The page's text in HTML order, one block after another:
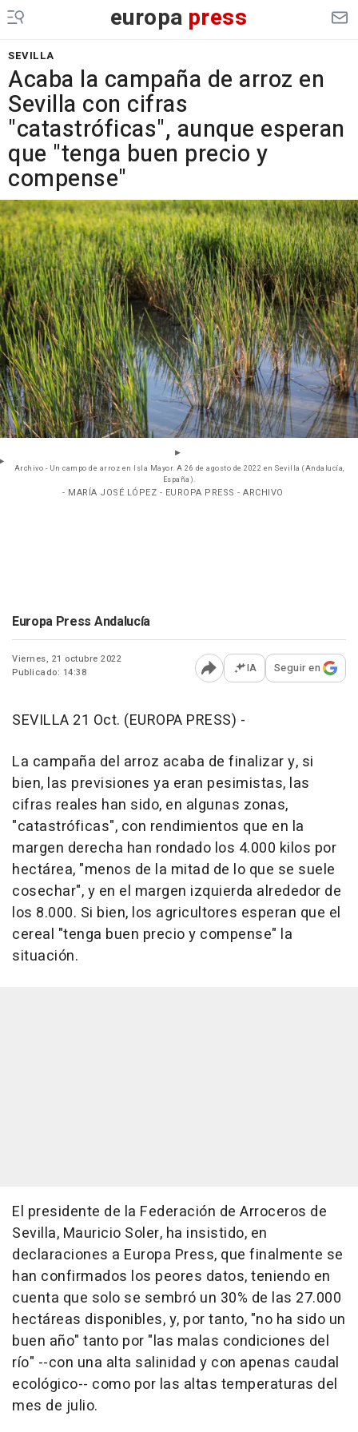
europa press
SEVILLA
Acaba la campaña de arroz en
Sevilla con cifras
"catastróficas", aunque esperan
que "tenga buen precio y
compense"
Archivo - Un campo de arroz en Isla Mayor. A 26 de agosto de 2022 en Sevilla (Andalucía,
España).
- MARÍA JOSÉ LÓPEZ - EUROPA PRESS - ARCHIVO
Europa Press Andalucía
Viernes, 21 octubre 2022
Publicado: 14:38
Abrir opciones para
IA Seguir en
SEVILLA 21 Oct. (EUROPA PRESS) -
La campaña del arroz acaba de finalizar y, si
bien, las previsiones ya eran pesimistas, las
cifras reales han sido, en algunas zonas,
"catastróficas", con rendimientos que en la
margen derecha han rondado los 4.000 kilos por
hectárea, "menos de la mitad de lo que se suele
cosechar", y en el margen izquierda alrededor de
los 8.000. Si bien, los agricultores esperan que el
cereal "tenga buen precio y compense" la
situación.
El presidente de la Federación de Arroceros de
Sevilla, Mauricio Soler, ha insistido, en
declaraciones a Europa Press, que finalmente se
han confirmados los peores datos, teniendo en
cuenta que solo se sembró un 30% de las 27.000
hectáreas disponibles, y, por tanto, "no ha sido un
buen año" tanto por "las malas condiciones del
río" --con una alta salinidad y con apenas caudal
ecológico-- como por las altas temperaturas del
mes de julio.